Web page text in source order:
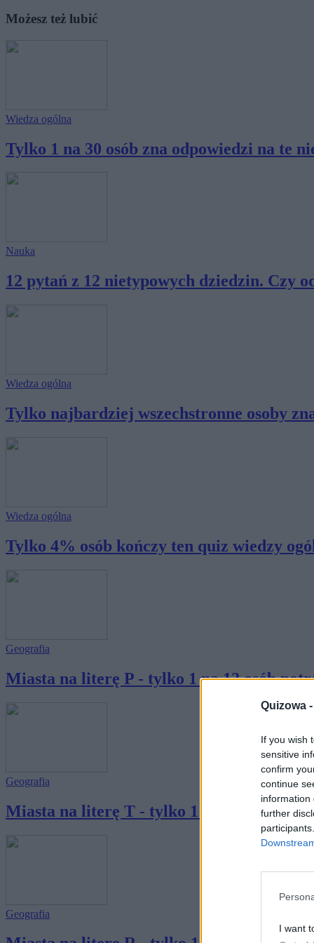
Quizowa -
If you wish
sensitive
confirm
continue
information
further
I want
Możesz też lubić
Wiedza ogólna
Tylko 1 na 30 osób zna odpowiedzi na te
Nauka
12 pytań z 12 nietypowych dziedzin. Czy
Wiedza ogólna
Tylko najbardziej wszechstronne osoby
Wiedza ogólna
Tylko 4% osób kończy ten quiz wiedzy
Geografia
Miasta na literę P - tylko 1 na 12 osób
Geografia
Miasta na literę T - tylko 1 na 12 osób
Geografia